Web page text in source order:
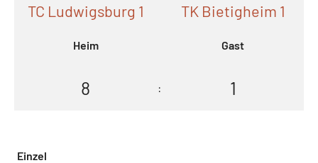
TC Ludwigsburg 1
Heim
TK Bietigheim 1
Gast
8 : 1
Einzel